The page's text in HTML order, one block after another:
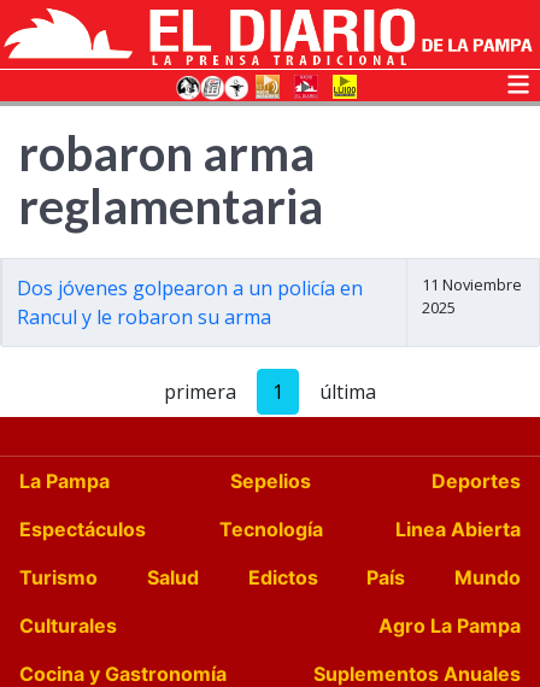
robaron arma
reglamentaria
Dos jóvenes golpearon a un policía en
Rancul y le robaron su arma
11 Noviembre
2025
primera 1 última
La Pampa Sepelios
Deportes
Espectáculos
Tecnología
Linea Abierta
Turismo
Salud Edictos País
Mundo
Culturales
Agro La Pampa
Cocina y Gastronomía
Suplementos Anuales